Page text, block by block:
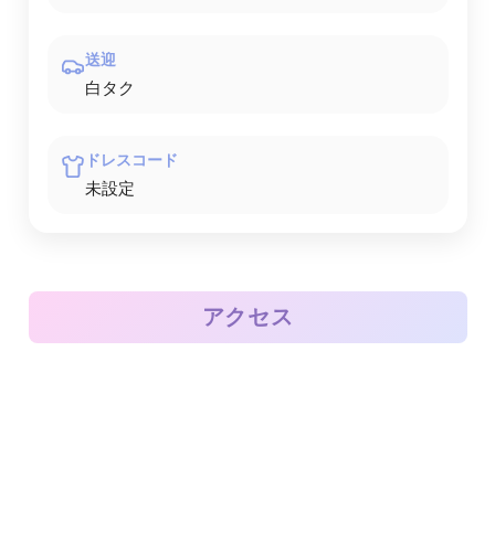
送迎
白タク
ドレスコード
未設定
アクセス